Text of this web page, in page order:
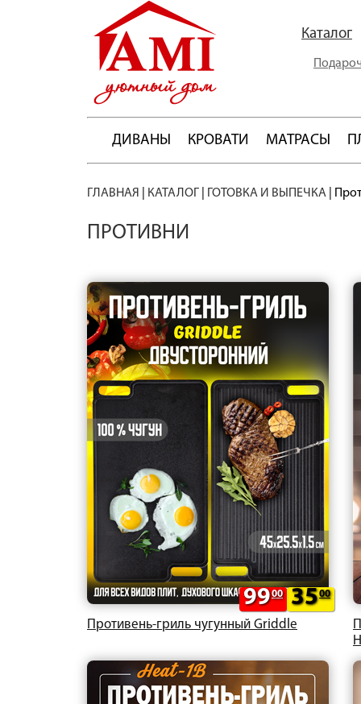
Каталог
ДИВАНЫ КРОВАТИ МАТРАСЫ
ГЛАВНАЯ КАТАЛОГ ГОТОВКА И ВЫПЕЧКА
ПРОТИВНИ
Противень-гриль чугунный Griddle
9900 3500